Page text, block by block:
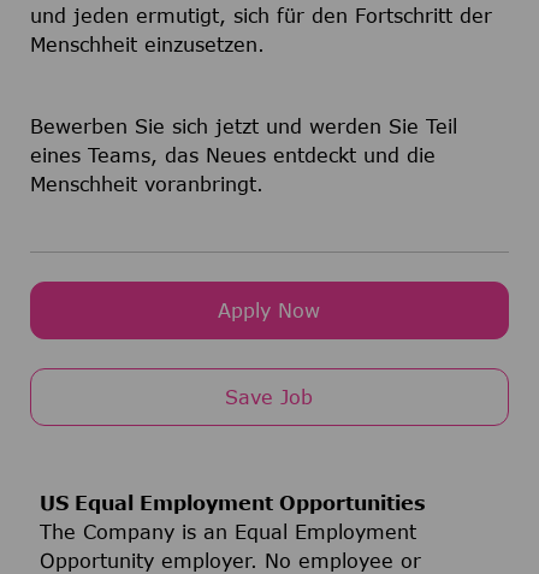
und jeden ermutigt, sich für den Fortschritt der
Menschheit einzusetzen.
Bewerben Sie sich jetzt und werden Sie Teil
eines Teams, das Neues entdeckt und die
Menschheit voranbringt.
Apply Now
Save Job
US Equal Employment Opportunities
The Company is an Equal Employment
Opportunity employer. No employee or